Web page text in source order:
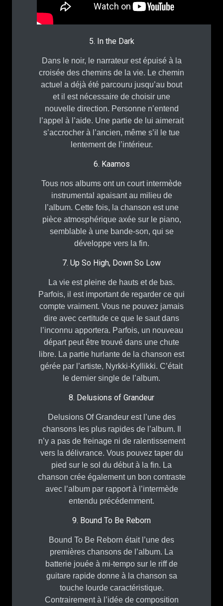
5. In the Dark
Dans le noir, le narrateur est épuisé à la
croisée des chemins de la vie. Le chemin
actuel a déjà été parcouru jusqu’au bout
et il est nécessaire de choisir une
nouvelle direction. Personne n’entend
l’appel à l’aide. Une partie de lui aimerait
s’accrocher à l’ancien, même s’il le tue
lentement de l’intérieur.
6. Kaamos
Tous nos albums ont un court intermède
instrumental apaisant au milieu de
l’album. Cette fois, la chanson est une
pièce atmosphérique axée sur le piano,
semblable à une bande-son, qui se
développe vers la fin.
7. Up So High, Down So Low
La vie est pleine de hauts et de bas.
Parfois, il est important de regarder ce qui
compte vraiment. Vous ne pouvez jamais
dire avec certitude ce que le saut dans
l’inconnu apportera. Parfois, un nouveau
départ peut être trouvé dans une chute
libre. La partie hurlante de la chanson est
gérée par l’artiste, Nyrkki-Kyllikki. C’était
le dernier single de l’album.
8. Delusions of Grandeur
Delusions Of Grandeur est l’une des
chansons les plus rapides de l’album. Il
n’y a pas de freinage ni de ralentissement
vers la délivrance. Vous pouvez taper du
pied sur le sol du début à la fin. La
chanson crée également un bon contraste
avec l’album par rapport à l’intermède
entendu précédemment.
9. Bound To Be Reborn
Bound To Be Reborn était l’une des
premières chansons de l’album. La
batterie jouée à mi-tempo sur le riff de
guitare rapide donne à la chanson sa
touche lourde caractéristique.
Contrairement à l’idée de composition